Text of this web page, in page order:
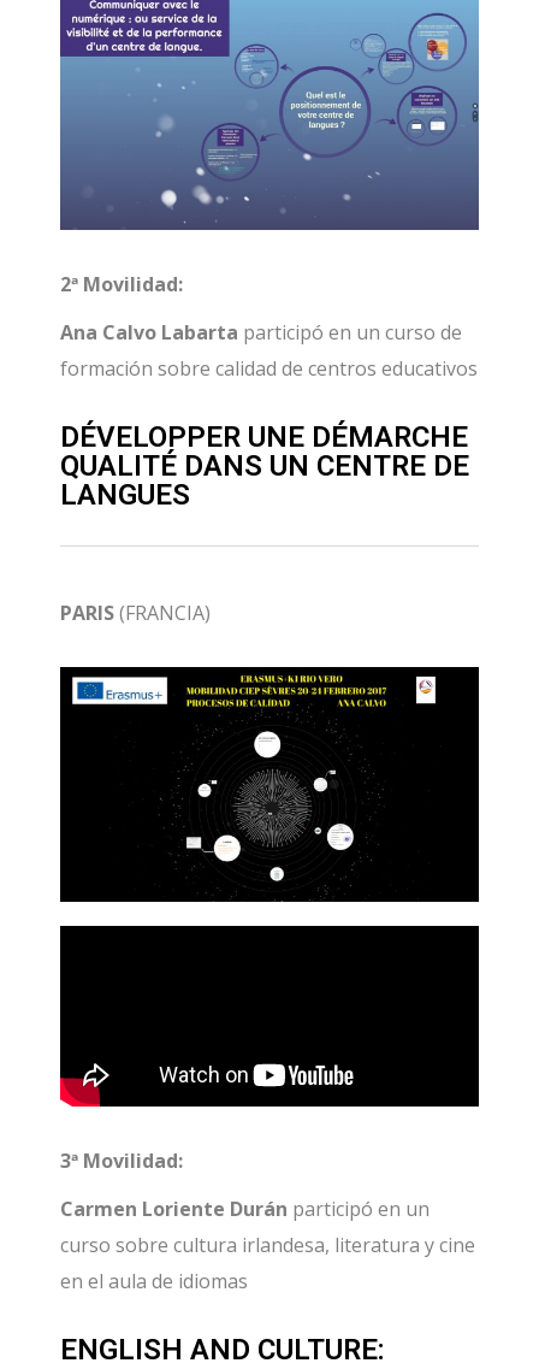
2ª Movilidad:
Ana Calvo Labarta participó en un curso de
formación sobre calidad de centros educativos
DÉVELOPPER UNE DÉMARCHE
QUALITÉ DANS UN CENTRE DE
LANGUES
PARIS(FRANCIA)
3ª Movilidad:
Carmen Loriente Durán participó en un
curso sobre cultura irlandesa, literatura y cine
en el aula de idiomas
ENGLISH AND CULTURE: